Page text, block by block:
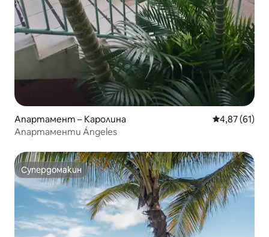
Апартамент – Каролина Средна
4,87 (61)
Апартаменти Ángeles
Супердомакин
Супердомакин